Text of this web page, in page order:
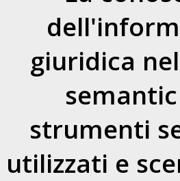
giuridica
strumenti
utilizzati e